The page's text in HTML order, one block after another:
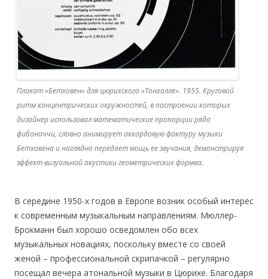
Плакат «Бетховен» для цюрихского «Тонхалле». 1955. Круговой
ритм концентрических окружностей, в построении которых
дизайнер использовал математические пропорции ряда
фибоначчи, словно анимирует аккордовую фактуру музыки
Бетховена и наглядно передает мощь ее звучания, демонстрируя
эффект визуальной акустики геометрических формва.
В середине 1950-х годов в Европе возник особый интерес
к современным музыкальным направлениям. Мюллер-
Брокманн был хорошо осведомлен обо всех
музыкальных новациях, поскольку вместе со своей
женой – профессиональной скрипачкой – регулярно
посещал вечера атональной музыки в Цюрихе. Благодаря